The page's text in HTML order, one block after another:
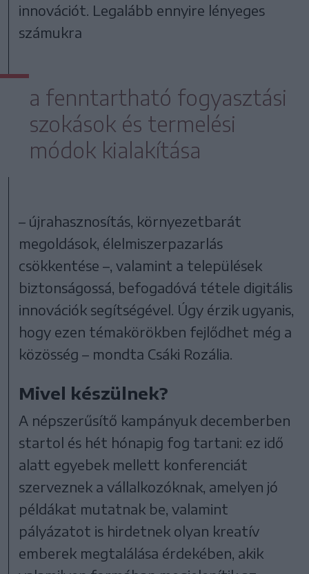
innovációt. Legalább ennyire lényeges
számukra
a fenntartható fogyasztási
szokások és termelési
módok kialakítása
– újrahasznosítás, környezetbarát
megoldások, élelmiszerpazarlás
csökkentése –, valamint a települések
biztonságossá, befogadóvá tétele digitális
innovációk segítségével. Úgy érzik ugyanis,
hogy ezen témakörökben fejlődhet még a
közösség – mondta Csáki Rozália.
Mivel készülnek?
A népszerűsítő kampányuk decemberben
startol és hét hónapig fog tartani: ez idő
alatt egyebek mellett konferenciát
szerveznek a vállalkozóknak, amelyen jó
példákat mutatnak be, valamint
pályázatot is hirdetnek olyan kreatív
emberek megtalálása érdekében, akik